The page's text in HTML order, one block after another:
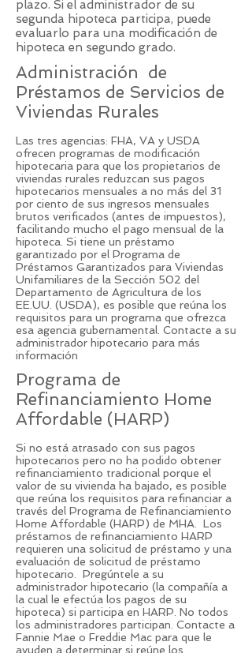
plazo. Si el administrador de su
segunda hipoteca participa, puede
evaluarlo para una modificación de
hipoteca en segundo grado.
Administración de
Préstamos de Servicios de
Viviendas Rurales
Las tres agencias: FHA, VA y USDA
ofrecen programas de modificación
hipotecaria para que los propietarios de
viviendas rurales reduzcan sus pagos
hipotecarios mensuales a no más del 31
por ciento de sus ingresos mensuales
brutos verificados (antes de impuestos),
facilitando mucho el pago mensual de la
hipoteca. Si tiene un préstamo
garantizado por el Programa de
Préstamos Garantizados para Viviendas
Unifamiliares de la Sección 502 del
Departamento de Agricultura de los
EE.UU. (USDA), es posible que reúna los
requisitos para un programa que ofrezca
esa agencia gubernamental. Contacte a su
administrador hipotecario para más
información
Programa de
Refinanciamiento Home
Affordable (HARP)
Si no está atrasado con sus pagos
hipotecarios pero no ha podido obtener
refinanciamiento tradicional porque el
valor de su vivienda ha bajado, es posible
que reúna los requisitos para refinanciar a
trav​és del Programa de Refinanciamiento
Home Affordable (HARP) de MHA. Los
préstamos de refinanciamiento HARP​
requieren una solicitud de préstamo y una
evaluación de solicitud de préstamo
hipotecario. Pregúntele a su
administrador hipotecario (la compañía a
la cual le efectúa los pagos de su
hipoteca) si participa en HARP. No todos
los administradores participan. Contacte a
Fannie Mae o Freddie Mac para que le
ayuden a determinar si reúne los